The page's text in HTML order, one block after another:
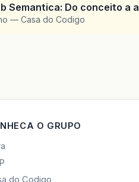
Semantica: Do conceito a
— Casa do Codigo
O GRUPO
do Codigo